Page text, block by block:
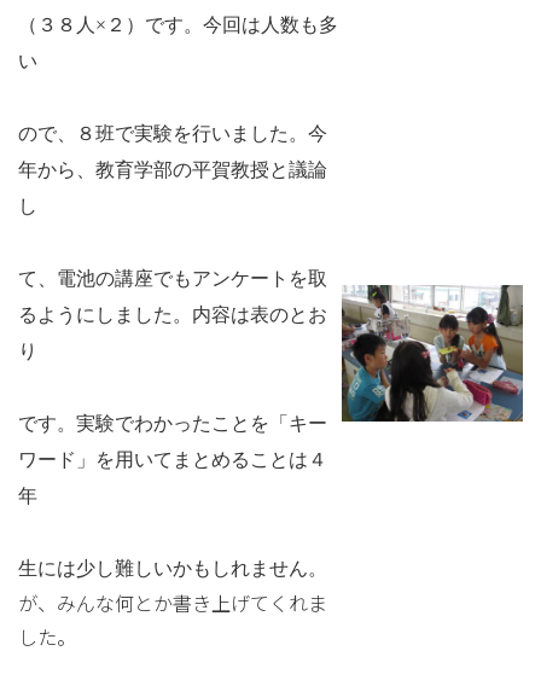
（３８人×２）です。今回は人数も多
い
ので、８班で実験を行いました。今
年から、教育学部の平賀教授と議論
し
て、電池の講座でもアンケートを取
るようにしました。内容は表のとお
り
です。実験でわかったことを「キー
ワード」を用いてまとめることは４
年
生には少し難しいかもしれません。
が、みんな何とか書き上げてくれま
した。